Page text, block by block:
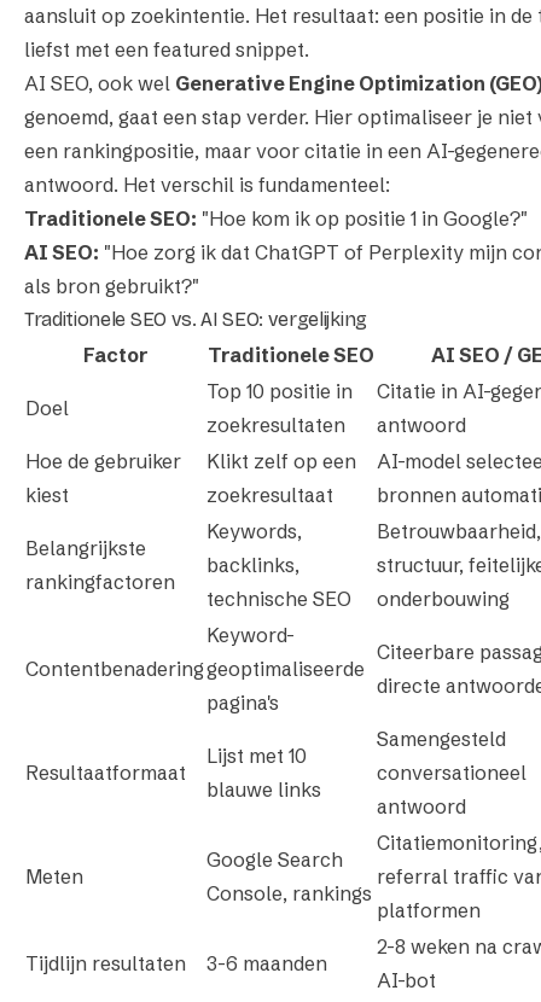
aansluit op zoekintentie. Het resultaat: een positie in de
liefst met een featured snippet.
AI SEO, ook wel Generative Engine Optimization
genoemd, gaat een stap verder. Hier optimaliseer je niet
een rankingpositie, maar voor citatie in een AI-
antwoord. Het verschil is fundamenteel:
Traditionele SEO: "Hoe kom ik op positie 1 in Google?"
AI SEO: "Hoe zorg ik dat ChatGPT of Perplexity mijn
als bron gebruikt?"
Traditionele SEO vs. AI SEO: vergelijking
Factor Traditionele SEO AI SEO /
Doel
Top 10 positie in
zoekresultaten
Citatie in AI-
antwoord
Hoe de gebruiker
kiest
Klikt zelf op een
zoekresultaat
AI-model
bronnen
Belangrijkste
rankingfactoren
Keywords,
backlinks,
technische SEO
Betrouwbaarheid,
structuur,
onderbouwing
Contentbenadering
Keyword-
geoptimaliseerde
pagina's
Citeerbare
directe
Resultaatformaat
Lijst met 10
blauwe links
Samengesteld
conversationeel
antwoord
Meten
Google Search
Console, rankings
referral traffic
platformen
Tijdlijn resultaten 3-6 maanden
2-8 weken na
AI-bot